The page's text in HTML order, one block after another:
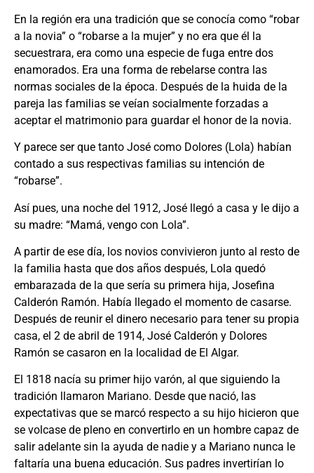
En la región era una tradición que se conocía como “robar
a la novia” o “robarse a la mujer” y no era que él la
secuestrara, era como una especie de fuga entre dos
enamorados. Era una forma de rebelarse contra las
normas sociales de la época. Después de la huida de la
pareja las familias se veían socialmente forzadas a
aceptar el matrimonio para guardar el honor de la novia.
Y parece ser que tanto José como Dolores (Lola) habían
contado a sus respectivas familias su intención de
“robarse”.
Así pues, una noche del 1912, José llegó a casa y le dijo a
su madre: “Mamá, vengo con Lola”.
A partir de ese día, los novios convivieron junto al resto de
la familia hasta que dos años después, Lola quedó
embarazada de la que sería su primera hija, Josefina
Calderón Ramón. Había llegado el momento de casarse.
Después de reunir el dinero necesario para tener su propia
casa, el 2 de abril de 1914, José Calderón y Dolores
Ramón se casaron en la localidad de El Algar.
El 1818 nacía su primer hijo varón, al que siguiendo la
tradición llamaron Mariano. Desde que nació, las
expectativas que se marcó respecto a su hijo hicieron que
se volcase de pleno en convertirlo en un hombre capaz de
salir adelante sin la ayuda de nadie y a Mariano nunca le
faltaría una buena educación. Sus padres invertirían lo